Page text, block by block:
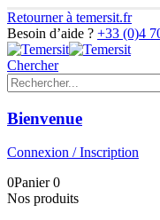
Retourner à temersit.fr
Besoin d’aide ? +33 (0)4
Chercher
Bienvenue
Connexion / Inscription
0Panier0
Nos produits